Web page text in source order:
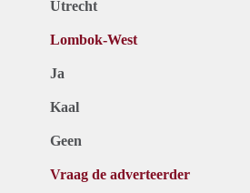
Utrecht
Lombok-West
Ja
Kaal
Geen
Vraag de adverteerder